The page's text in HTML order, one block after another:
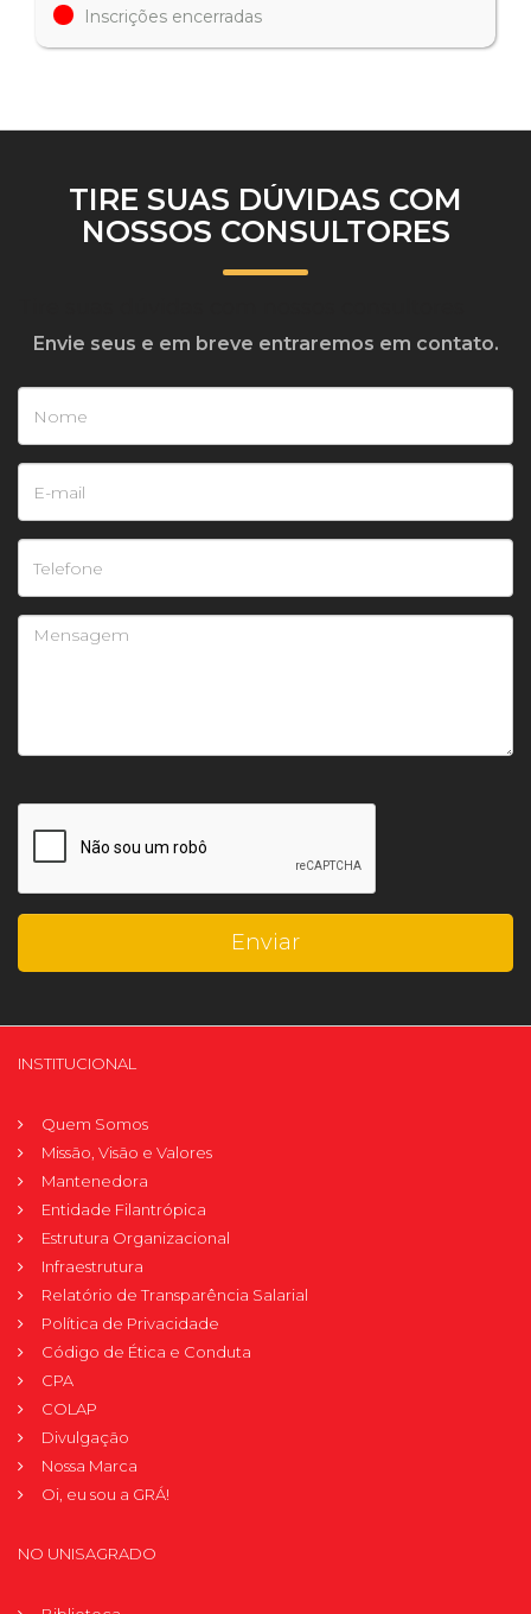
Inscrições encerradas
TIRE SUAS DÚVIDAS COM
NOSSOS CONSULTORES
Envie seus e em breve entraremos em contato.
INSTITUCIONAL
Quem Somos
Missão, Visão e Valores
Mantenedora
Entidade Filantrópica
Estrutura Organizacional
Infraestrutura
Relatório de Transparência Salarial
Política de Privacidade
Código de Ética e Conduta
CPA
COLAP
Divulgação
Nossa Marca
Oi, eu sou a GRÁ!
NO UNISAGRADO